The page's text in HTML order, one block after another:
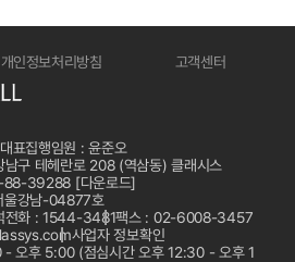
개인정보처리방침 고객센터
대표집행임원 : 윤준오
구 테헤란로 208 (역삼동) 클래시스
88-39288 [다운로드]
울강남-04877호
전화 : 1544-3481팩스 : 02-6008-3457
사업자 정보확인
- 오후 5:00 (점심시간 오후 12:30 - 오후 1